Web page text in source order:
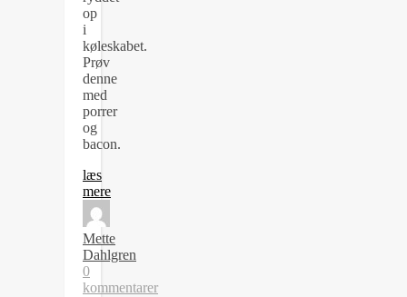
op
i
køleskabet.
Prøv
denne
med
porrer
og
bacon.
læs
mere
Mette
Dahlgren
0
kommentarer